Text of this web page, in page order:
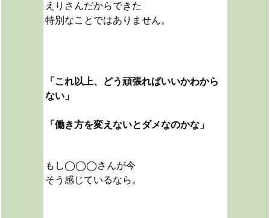
えりさんだからできた
特別なことではありません。
「これ以上、どう頑張ればいいかわから
ない」
「働き方を変えないとダメなのかな」
もし◯◯◯さんが今
そう感じているなら。